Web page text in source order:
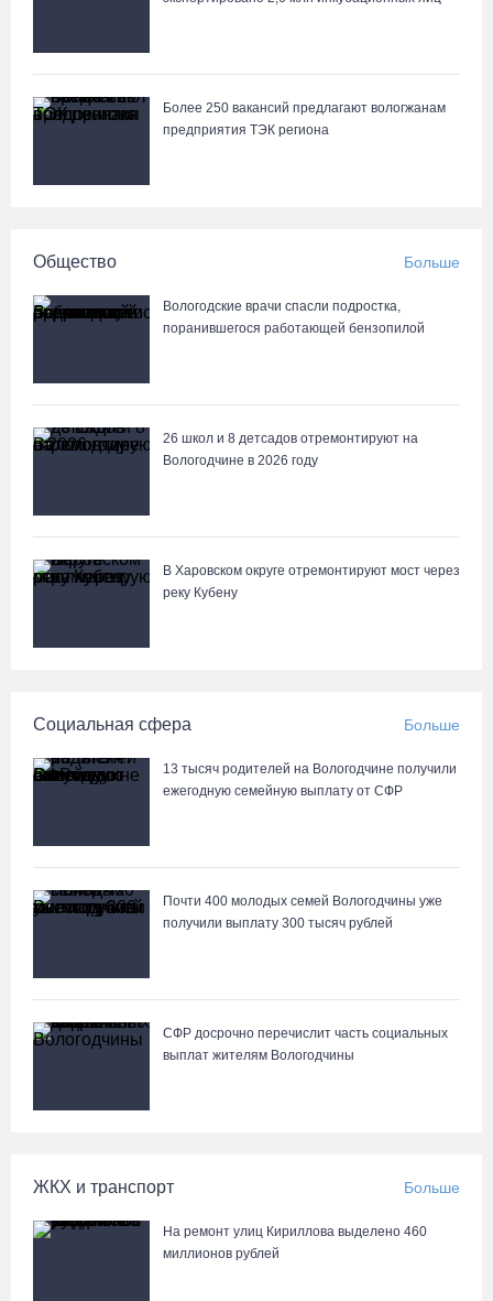
Новое пространство с качелями появится у драмтеатра в
Вологдой
05.08.26 / 09:01
В августе медики «Здравдесанта» продолжат работу в округах
Город Кириллов отметил свой 250-летний юбилей открытием
04.08.26 / 17:45
Сотрудники колонии в Шексне предотвратили доставку
заключенным 11 телефонов
04.08.26 / 17:18
04.08.26 / 17:01
вечерней Вологды»
Слетели в кювет: под Вологдой фургон врезался в трактор
04.08.26 / 16:26
Более 250 вакансий предлагают вологжанам
предприятия ТЭК региона
Общество Больше
Вологодские врачи спасли подростка,
поранившегося работающей бензопилой
26 школ и 8 детсадов отремонтируют на
Вологодчине в 2026 году
В Харовском округе отремонтируют мост через
реку Кубену
Социальная сфера Больше
13 тысяч родителей на Вологодчине получили
ежегодную семейную выплату от СФР
Почти 400 молодых семей Вологодчины уже
получили выплату 300 тысяч рублей
СФР досрочно перечислит часть социальных
выплат жителям Вологодчины
ЖКХ и транспорт Больше
На ремонт улиц Кириллова выделено 460
миллионов рублей